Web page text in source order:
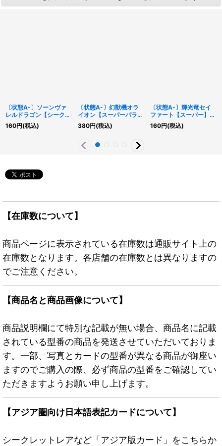
〔状態A-〕ソーンヴァ
レルドラゴン【シークレ
ット】{SD36-JPP02}
《リンク》
160円(税込)
〔状態A-〕幻獣機オラ
イオン【スーパーパラレ
ル】{24TP-JP402}
《モンスター》
380円(税込)
〔状態A-〕輝光竜セイ
ファート【スーパー】
{CHIM-JP014}《モンス
ター》
160円(税込)
【在庫数について】
商品ページに表示されている在庫数は通販サイト上の
在庫数となります。各店舗の在庫数とは異なりますの
でご注意ください。
【商品名と商品画像について】
商品説明欄にて特別な記載が無い場合、商品名に記載
されている型番の商品を発送させていただいておりま
す。一部、写真とカードの型番が異なる商品が御座い
ますのでご購入の際、必ず商品の型番をご確認してい
ただきますようお願い申し上げます。
【アジア圏向け日本語表記カードについて】
シークレットレアなど「アジア版カード」をこちらか